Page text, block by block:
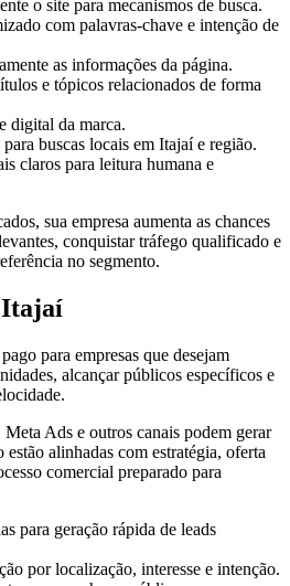
o site para mecanismos de busca.
com palavras-chave e intenção de
as informações da página.
e tópicos relacionados de forma
digital da marca.
buscas locais em Itajaí e região.
claros para leitura humana e
sua empresa aumenta as chances
conquistar tráfego qualificado e
no segmento.
Itajaí
para empresas que desejam
alcançar públicos específicos e
Ads e outros canais podem gerar
estão alinhadas com estratégia, oferta
comercial preparado para
para geração rápida de leads
por localização, interesse e intenção.